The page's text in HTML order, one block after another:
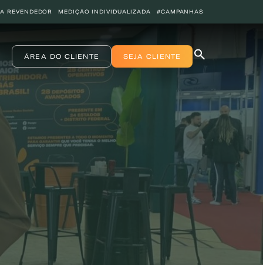
REVENDEDOR MEDIÇÃO INDIVIDUALIZADA #CAMPANHAS
ÁREA DO CLIENTE SEJA CLIENTE
SEJA CLIENTE
PEÇA GÁS
MEDIÇÃO INDIVIDUALIZADA